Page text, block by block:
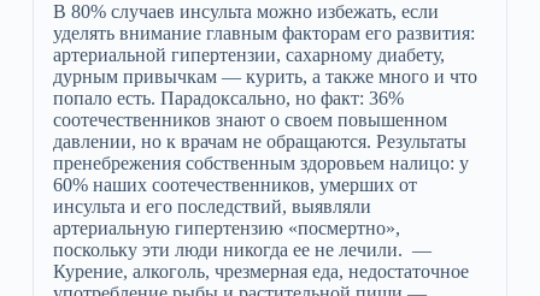
В 80% случаев инсульта можно избежать, если
уделять внимание главным факторам его развития:
артериальной гипертензии, сахарному диабету,
дурным привычкам — курить, а также много и что
попало есть. Парадоксально, но факт: 36%
соотечественников знают о своем повышенном
давлении, но к врачам не обращаются. Результаты
пренебрежения собственным здоровьем налицо: у
60% наших соотечественников, умерших от
инсульта и его последствий, выявляли
артериальную гипертензию «посмертно»,
поскольку эти люди никогда ее не лечили. —
Курение, алкоголь, чрезмерная еда, недостаточное